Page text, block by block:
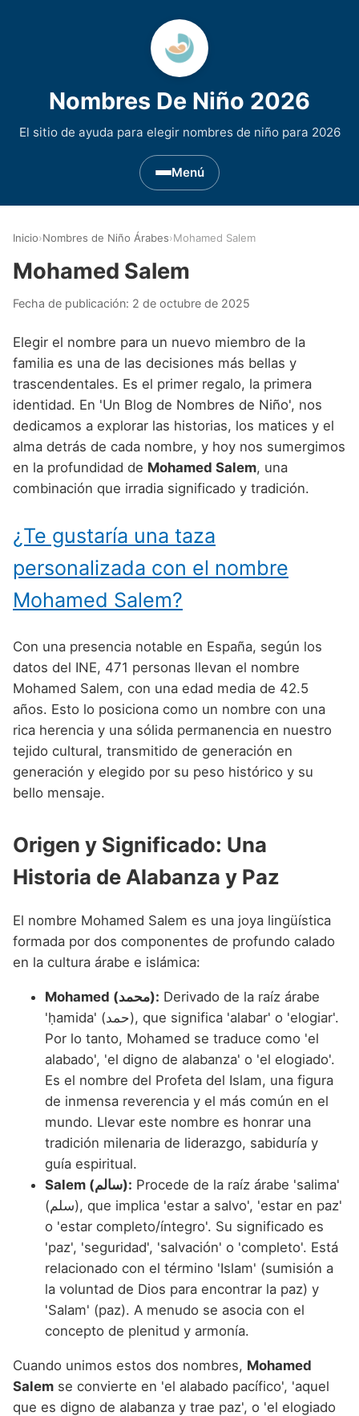
Nombres De Niño 2026
El sitio de ayuda para elegir nombres de niño para 2026
Menú
Nombres de niño que empiezan por D
Nombres de niño que empiezan por E
Nombres de niño que empiezan por F
Nombres de niño que empiezan por G
Nombres de niño que empiezan por H
Nombres de niño que empiezan por J
Nombres de niño que empiezan por K
Nombres de niño que empiezan por L
Nombres de niño que empiezan por N
Nombres de niño que empiezan por O
Nombres de niño que empiezan por P
Nombres de niño que empiezan por Q
Nombres de niño que empiezan por R
Nombres de niño que empiezan por T
Nombres de niño que empiezan por U
Nombres de niño que empiezan por V
Nombres de niño que empiezan por W
Nombres de niño que empiezan por Y
Nombres de niño que empiezan por Z
Nombres de Niño Asturianos
Nombres de Niño Baleares
Nombres de Niño Canarios
Nombres de Niño Cantabros
Nombres de Niño Castellanos
Nombres de Niño Extremeños
Nombres de Niño Gallegos
Nombres de Niño Madrileños
Nombres de Niño Navarros
Nombres de Niño Riojanos
Nombres de Niño Valencianos
Nombres de Niño Vascos
Nombres de Niño Celtas
Nombres de Niño Egipcios
Nombres de Niño Griegos
Nombres de Niño Mitologicos
Nombres de Niño Romanos
Nombres de Niño Alemanes
Nombres de Niño Americanos
Nombres de Niño Arabes
Nombres de Niño Chinos
Nombres de Niño Franceses
Nombres de Niño Ingleses
Nombres de Niño Italianos
Nombres de Niño Japoneses
Nombres de Niño Judíos
Nombres de Niño Marroquíes
Nombres de Niño Portugueses
Nombres de Niño Rumanos
Nombres de Niño Rusos
Buscar
Inicio›Nombres de Niño Árabes›Mohamed Salem
Mohamed Salem
Fecha de publicación: 2 de octubre de 2025
Elegir el nombre para un nuevo miembro de la
familia es una de las decisiones más bellas y
trascendentales. Es el primer regalo, la primera
identidad. En 'Un Blog de Nombres de Niño', nos
dedicamos a explorar las historias, los matices y el
alma detrás de cada nombre, y hoy nos sumergimos
en la profundidad de Mohamed Salem, una
combinación que irradia significado y tradición.
¿Te gustaría una taza
personalizada con el nombre
Mohamed Salem?
Con una presencia notable en España, según los
datos del INE, 471 personas llevan el nombre
Mohamed Salem, con una edad media de 42.5
años. Esto lo posiciona como un nombre con una
rica herencia y una sólida permanencia en nuestro
tejido cultural, transmitido de generación en
generación y elegido por su peso histórico y su
bello mensaje.
Origen y Significado: Una
Historia de Alabanza y Paz
El nombre Mohamed Salem es una joya lingüística
formada por dos componentes de profundo calado
en la cultura árabe e islámica:
Mohamed (محمد): Derivado de la raíz árabe
'ḥamida' (حمد), que significa 'alabar' o 'elogiar'.
Por lo tanto, Mohamed se traduce como 'el
alabado', 'el digno de alabanza' o 'el elogiado'.
Es el nombre del Profeta del Islam, una figura
de inmensa reverencia y el más común en el
mundo. Llevar este nombre es honrar una
tradición milenaria de liderazgo, sabiduría y
guía espiritual.
Salem (سالم): Procede de la raíz árabe 'salima'
(سلم), que implica 'estar a salvo', 'estar en paz'
o 'estar completo/íntegro'. Su significado es
'paz', 'seguridad', 'salvación' o 'completo'. Está
relacionado con el término 'Islam' (sumisión a
la voluntad de Dios para encontrar la paz) y
'Salam' (paz). A menudo se asocia con el
concepto de plenitud y armonía.
Cuando unimos estos dos nombres, Mohamed
Salem se convierte en 'el alabado pacífico', 'aquel
que es digno de alabanza y trae paz', o 'el elogiado